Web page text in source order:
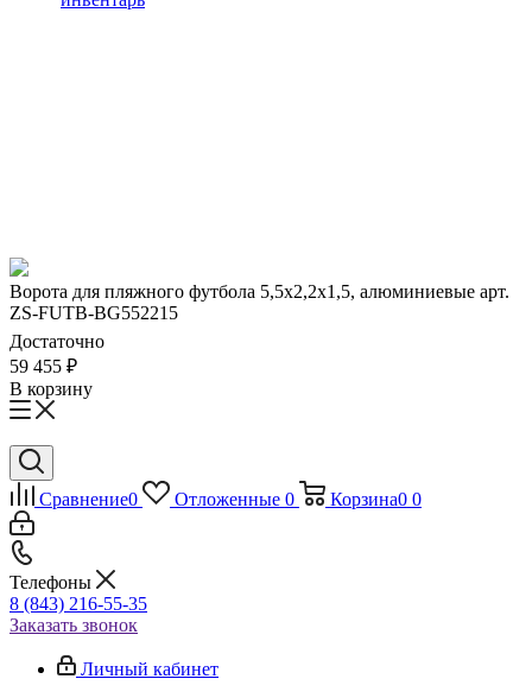
Ворота для пляжного футбола 5,5х2,2х1,5, алюминиевые арт.
ZS-FUTB-BG552215
Достаточно
59 455 ₽
В корзину
Сравнение0 Отложенные 0 Корзина0 0
Телефоны
8 (843) 216-55-35
Заказать звонок
Личный кабинет